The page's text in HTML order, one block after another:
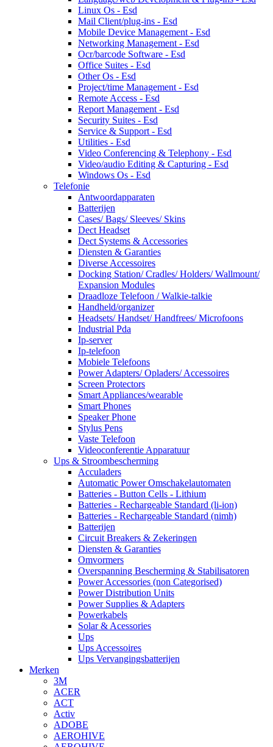
Linux Os - Esd
Mail Client/plug-ins - Esd
Mobile Device Management - Esd
Networking Management - Esd
Ocr/barcode Software - Esd
Office Suites - Esd
Other Os - Esd
Project/time Management - Esd
Remote Access - Esd
Report Management - Esd
Security Suites - Esd
Service & Support - Esd
Utilities - Esd
Video Conferencing & Telephony - Esd
Video/audio Editing & Capturing - Esd
Windows Os - Esd
Telefonie
Antwoordapparaten
Batterijen
Cases/ Bags/ Sleeves/ Skins
Dect Headset
Dect Systems & Accessories
Diensten & Garanties
Diverse Accessoires
Docking Station/ Cradles/ Holders/ Wallmount/
Expansion Modules
Draadloze Telefoon / Walkie-talkie
Handheld/organizer
Headsets/ Handset/ Handfrees/ Microfoons
Industrial Pda
Ip-server
Ip-telefoon
Mobiele Telefoons
Power Adapters/ Opladers/ Accessoires
Screen Protectors
Smart Appliances/wearable
Smart Phones
Speaker Phone
Stylus Pens
Vaste Telefoon
Videoconferentie Apparatuur
Ups & Stroombescherming
Acculaders
Automatic Power Omschakelautomaten
Batteries - Button Cells - Lithium
Batteries - Rechargeable Standard (li-ion)
Batteries - Rechargeable Standard (nimh)
Batterijen
Circuit Breakers & Zekeringen
Diensten & Garanties
Omvormers
Overspanning Bescherming & Stabilisatoren
Power Accessories (non Categorised)
Power Distribution Units
Power Supplies & Adapters
Powerkabels
Solar & Acessories
Ups
Ups Accessoires
Ups Vervangingsbatterijen
Merken
3M
ACER
ACT
Activ
ADOBE
AEROHIVE